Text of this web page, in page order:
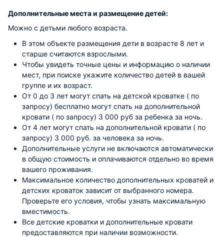
Дополнительные места и размещение детей:
Можно с детьми любого возраста.
В этом объекте размещения дети в возрасте 8 лет и
старше считаются взрослыми.
Чтобы увидеть точные цены и информацию о наличии
мест, при поиске укажите количество детей в вашей
группе и их возраст.
От 0 до 3 лет могут спать на детской кроватке ( по
запросу) бесплатно могут спать на дополнительной
кровати ( по запросу) 3 000 руб за ребенка за ночь.
От 4 лет могут спать на дополнительной кровати ( по
запросу) 3 000 руб. за человека за ночь.
Дополнительные услуги не включаются автоматически
в общую стоимость и оплачиваются отдельно во время
вашего проживания.
Максимальное количество дополнительных кроватей и
детских кроваток зависит от выбранного номера.
Проверьте его условия, чтобы узнать максимальную
вместимость.
Все детские кроватки и дополнительные кровати
предоставляются при наличии возможности.